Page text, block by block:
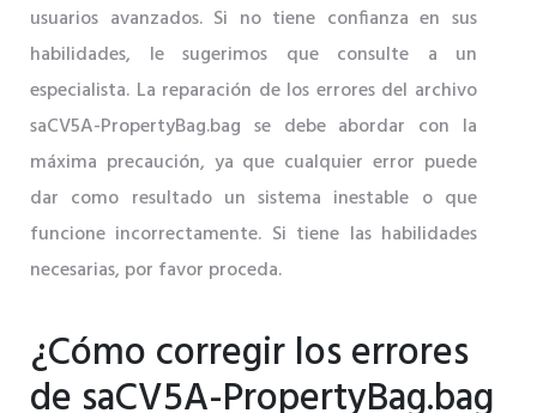
usuarios avanzados. Si no tiene confianza en sus
habilidades, le sugerimos que consulte a un
especialista. La reparación de los errores del archivo
saCV5A-PropertyBag.bag se debe abordar con la
máxima precaución, ya que cualquier error puede
dar como resultado un sistema inestable o que
funcione incorrectamente. Si tiene las habilidades
necesarias, por favor proceda.
¿Cómo corregir los errores
de saCV5A-PropertyBag.bag